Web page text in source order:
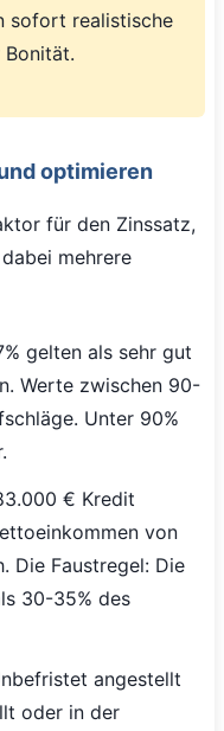
sofort realistische
Bonität.
optimieren
für den Zinssatz,
mehrere
gelten als sehr gut
Werte zwischen 90-
Unter 90%
€ Kredit
von
Die Faustregel: Die
30-35% des
angestellt
oder in der